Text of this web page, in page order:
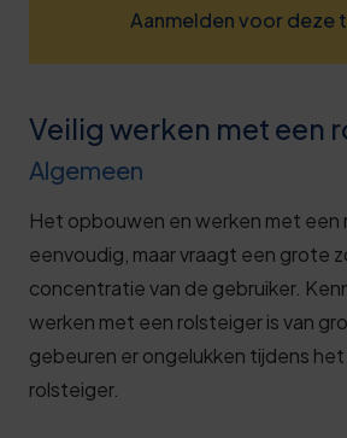
Aanmelden voor deze
Veilig werken met een
Algemeen
Het opbouwen en werken met een
eenvoudig, maar vraagt een grote
concentratie van de gebruiker.
werken met een rolsteiger is van
gebeuren er ongelukken tijdens
rolsteiger.